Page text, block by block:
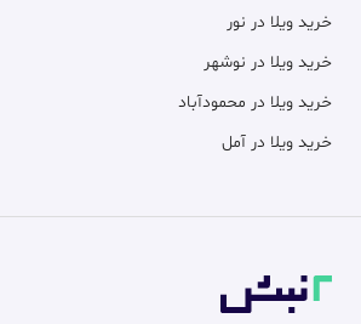
خرید ویلا در نور
خرید ویلا در نوشهر
خرید ویلا در محمودآباد
خرید ویلا در آمل